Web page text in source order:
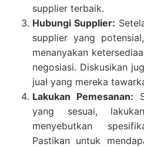
supplier terbaik.
Hubungi Supplier:
supplier yang
menanyakan
negosiasi. Diskusikan
jual yang mereka
Lakukan Pemesanan:
yang sesuai,
menyebutkan
Pastikan untuk